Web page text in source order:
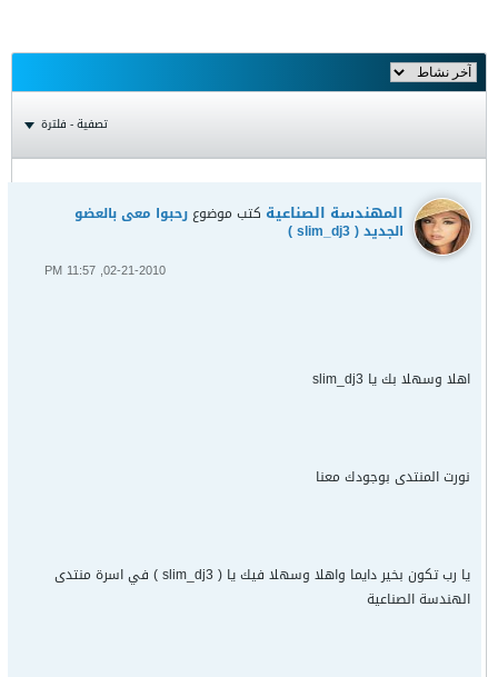
تصفية - فلترة
المهندسة الصناعية كتب موضوعرحبوا معى بالعضو
الجديد ( slim_dj3 )
02-21-2010, 11:57 PM
اهلا وسهلا بك يا slim_dj3
نورت المنتدى بوجودك معنا
يا رب تكون بخير دايما واهلا وسهلا فيك يا ( slim_dj3 ) في اسرة منتدى
الهندسة الصناعية